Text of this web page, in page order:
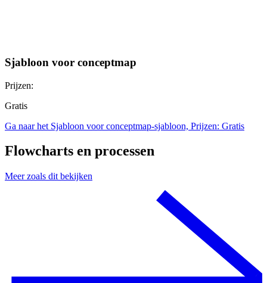
Sjabloon voor conceptmap
Prijzen:
Gratis
Ga naar het Sjabloon voor conceptmap-sjabloon, Prijzen: Gratis
Flowcharts en processen
Meer zoals dit bekijken